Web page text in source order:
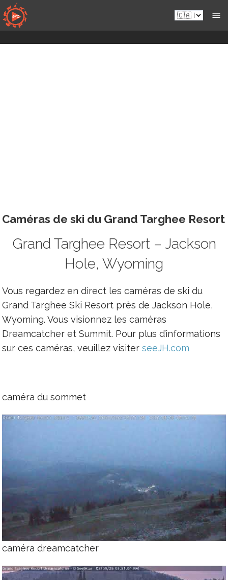
Skip
to
content
fr-
ca.sportsmansparadiseonline.com
Caméras de ski du Grand Targhee Resort
Grand Targhee Resort – Jackson
Hole, Wyoming
Vous regardez en direct les caméras de ski du
Grand Targhee Ski Resort près de Jackson Hole,
Wyoming. Vous visionnez les caméras
Dreamcatcher et Summit. Pour plus d’informations
sur ces caméras, veuillez visiter seeJH.com
caméra du sommet
caméra dreamcatcher